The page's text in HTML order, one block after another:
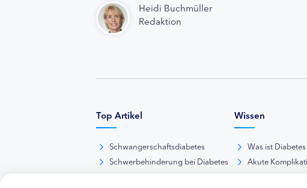
Heidi Buchmüller
Redaktion
Top Artikel
Schwangerschaftsdiabetes
Schwerbehinderung bei Diabetes
Wissen
Was ist Diabetes
Akute